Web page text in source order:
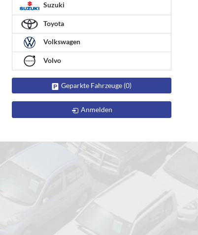
Suzuki
Toyota
Volkswagen
Volvo
Geparkte Fahrzeuge (0)
Anmelden